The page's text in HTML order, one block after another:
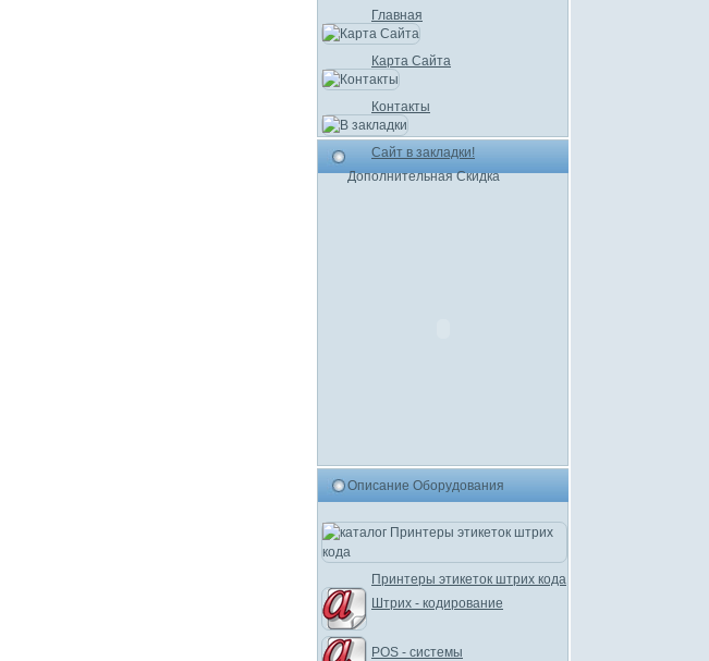
Главная
Карта Сайта
Контакты
Сайт в закладки!
Дополнительная Скидка
Описание Оборудования
Принтеры этикеток штрих кода
Штрих - кодирование
POS - системы